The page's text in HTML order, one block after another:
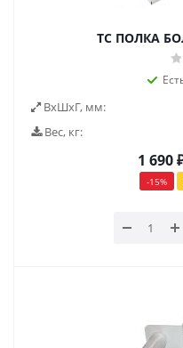
TC ПОЛКА
ВxШxГ, мм:
Вес, кг:
1 690
-15%